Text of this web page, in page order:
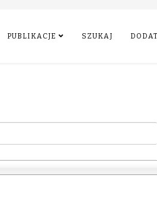
PUBLIKACJE SZUKAJ